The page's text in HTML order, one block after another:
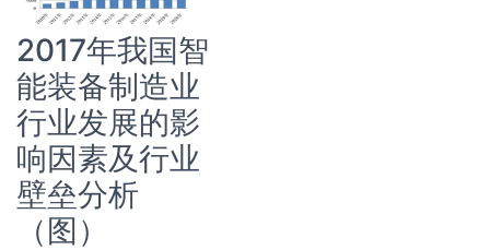
2017年我国智
能装备制造业
行业发展的影
响因素及行业
壁垒分析
（图）